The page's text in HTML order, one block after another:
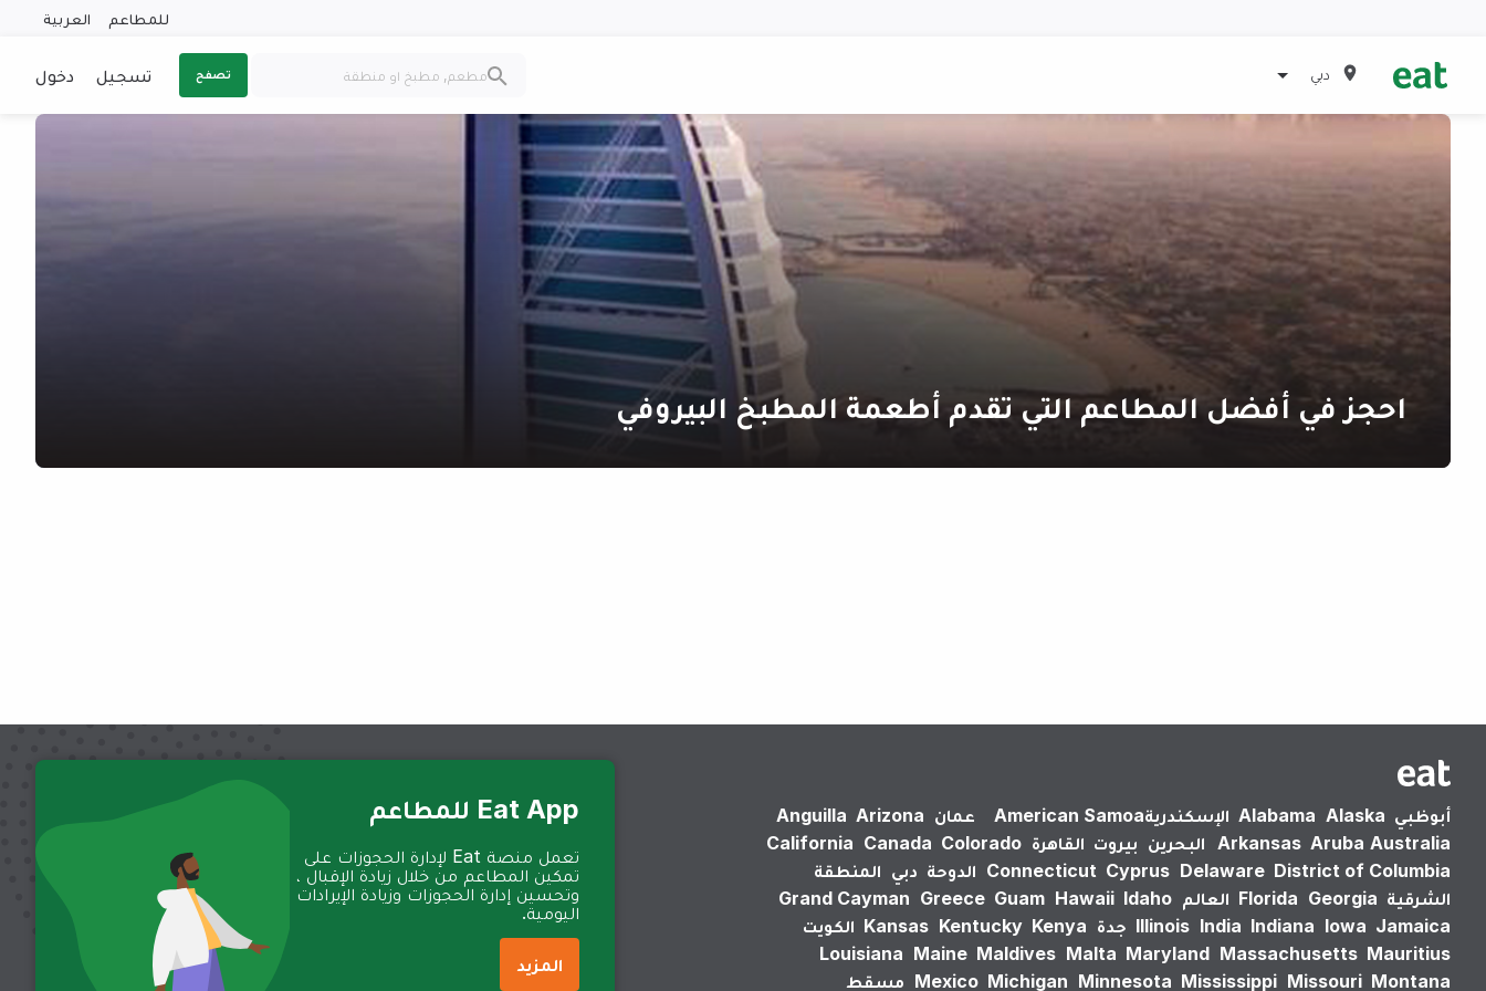
للمطاعم العربية
دبي تصفح تسجيل دخول
احجز في أفضل المطاعم التي تقدم أطعمة المطبخ البيروفي
أبوظبي Alabama Alaska الإسكندرية‎American Samoa عمان Anguilla Arizona
Arkansas Aruba Australia البحرين بيروت القاهرة California Canada Colorado
Connecticut Cyprus Delaware District of Columbia الدوحة دبي المنطقة
الشرقية
Florida Georgia العالم Grand Cayman Greece Guam Hawaii Idaho
Illinois India Indiana Iowa Jamaica جدة Kansas Kentucky Kenya
الكويت
Louisiana Maine Maldives Malta Maryland Massachusetts Mauritius
Mexico Michigan Minnesota Mississippi Missouri Montana مسقط
Eat App للمطاعم
تعمل منصة Eat لإدارة الحجوزات على
تمكين المطاعم من خلال زيادة الإقبال ،
وتحسين إدارة الحجوزات وزيادة الإيرادات
اليومية.
المزيد